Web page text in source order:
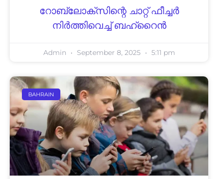
റോബ്ലോക്സിന്റെ ചാറ്റ് ഫീച്ചര്‍
നിര്‍ത്തിവെച്ച് ബഹ്റൈന്‍
Admin September 8, 2025 5:11 pm
BAHRAIN